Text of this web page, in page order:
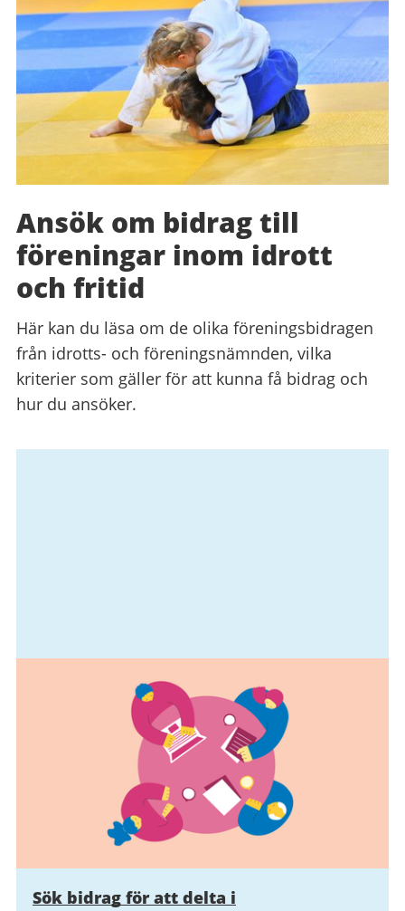
Ansök om bidrag till
föreningar inom idrott
och fritid
Här kan du läsa om de olika föreningsbidragen
från idrotts- och föreningsnämnden, vilka
kriterier som gäller för att kunna få bidrag och
hur du ansöker.
Sök bidrag för att delta i